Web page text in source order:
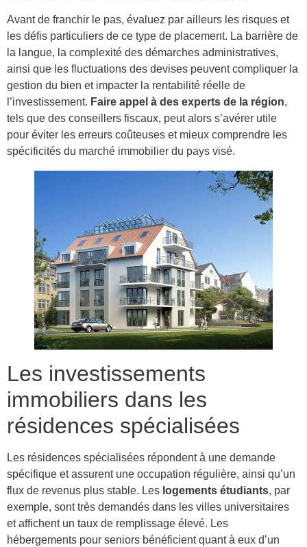
Avant de franchir le pas, évaluez par ailleurs les risques et
les défis particuliers de ce type de placement. La barrière de
la langue, la complexité des démarches administratives,
ainsi que les fluctuations des devises peuvent compliquer la
gestion du bien et impacter la rentabilité réelle de
l’investissement. Faire appel à des experts de la région,
tels que des conseillers fiscaux, peut alors s’avérer utile
pour éviter les erreurs coûteuses et mieux comprendre les
spécificités du marché immobilier du pays visé.
Les investissements
immobiliers dans les
résidences spécialisées
Les résidences spécialisées répondent à une demande
spécifique et assurent une occupation régulière, ainsi qu’un
flux de revenus plus stable. Les logements étudiants, par
exemple, sont très demandés dans les villes universitaires
et affichent un taux de remplissage élevé. Les
hébergements pour seniors bénéficient quant à eux d’un